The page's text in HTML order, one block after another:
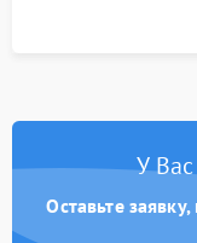
У
Оставьте